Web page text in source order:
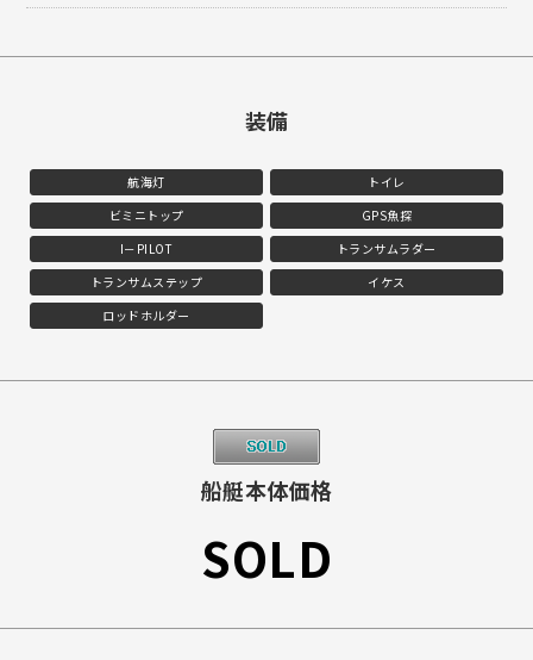
装備
航海灯
トイレ
ビミニトップ
GPS魚探
I－PILOT
トランサムラダー
トランサムステップ
イケス
ロッドホルダー
船艇本体価格
SOLD